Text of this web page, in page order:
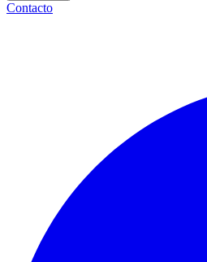
Contacto